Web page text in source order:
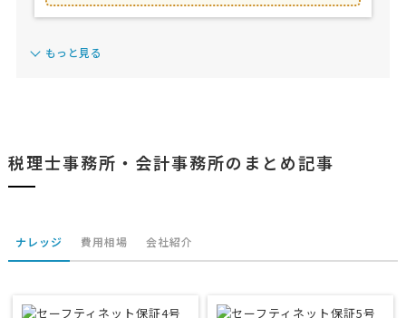
もっと見る
税理士事務所・会計事務所のまとめ記事
ナレッジ 費用相場 会社紹介